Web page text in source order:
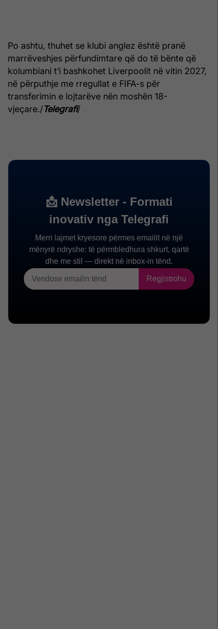
Po ashtu, thuhet se klubi anglez është pranë
marrëveshjes përfundimtare që do të bënte që
kolumbiani t’i bashkohet Liverpoolit në vitin 2027,
në përputhje me rregullat e FIFA-s për
transferimin e lojtarëve nën moshën 18-
vjeçare./Telegrafi/